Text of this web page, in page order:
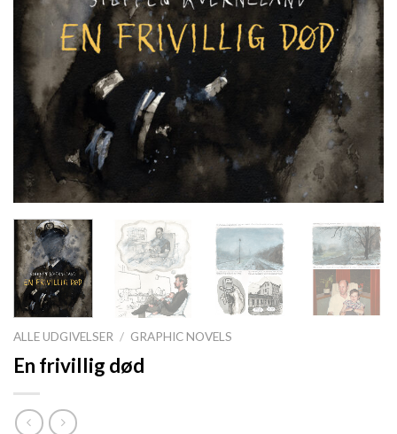
ALLE UDGIVELSER / GRAPHIC NOVELS
En frivillig død